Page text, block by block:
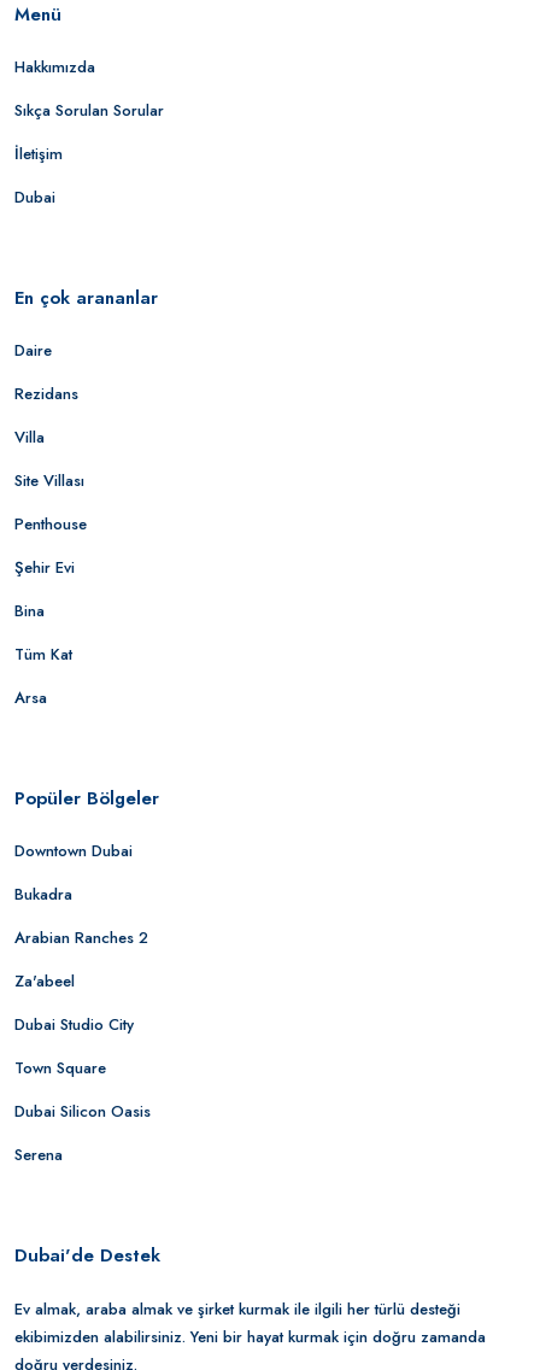
Menü
Hakkımızda
Sıkça Sorulan Sorular
İletişim
Dubai
En çok arananlar
Daire
Rezidans
Villa
Site Villası
Penthouse
Şehir Evi
Bina
Tüm Kat
Arsa
Popüler Bölgeler
Downtown Dubai
Bukadra
Arabian Ranches 2
Za'abeel
Dubai Studio City
Town Square
Dubai Silicon Oasis
Serena
Dubai'de Destek
Ev almak, araba almak ve şirket kurmak ile ilgili her türlü desteği
ekibimizden alabilirsiniz. Yeni bir hayat kurmak için doğru zamanda
doğru yerdesiniz.